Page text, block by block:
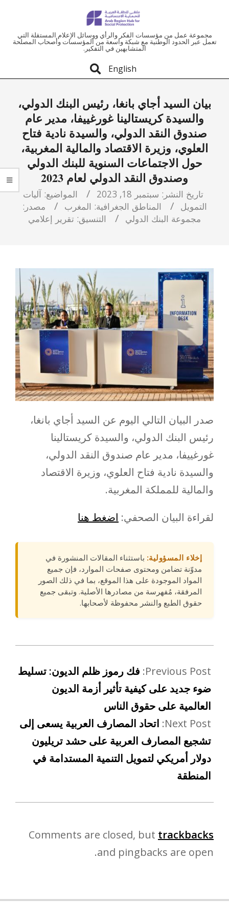
ملتقى
العربية
للحماية
الاجتماعية
مجموعة عمل من مؤسسات الفكر والرأي ووسائل الإعلام المستقلة التي
تعمل عبر الحدود الوطنية مع شبكة واسعة من المؤسسات وأصحاب المصلحة
المتشابهين في التفكير.
English
بيان السيد أجاي بانغا، رئيس البنك الدولي،
والسيدة كريستالينا غورغييفا، مدير عام
صندوق النقد الدولي، والسيدة نادية فتاح
العلوي، وزيرة الاقتصاد والمالية المغربية،
حول الاجتماعات السنوية للبنك الدولي
وصندوق النقد الدولي لعام 2023
تاريخ النشر: سبتمبر 18, 2023 المواضيع: آليات
التمويل
المناطق الجغرافية: المغرب
مصدر:
مجموعة البنك الدولي
التنسيق: تقرير إعلامي
صدر البيان التالي اليوم عن السيد أجاي بانغا،
رئيس البنك الدولي، والسيدة كريستالينا
غورغييفا، مدير عام صندوق النقد الدولي،
والسيدة نادية فتاح العلوي، وزيرة الاقتصاد
والمالية للمملكة المغربية.
لقراءة البيان الصحفي: اضغط هنا
إخلاء المسؤولية: باستثناء المقالات المنشورة في
مدوّنة تضامن ومحتوى صفحات الموارد، فإن جميع
المواد الموجودة على هذا الموقع، بما في ذلك الصور
المرفقة، مُفهرسة من مصادرها الأصلية. وتبقى جميع
حقوق الطبع والنشر محفوظة لأصحابها.
Previous Post: فك رموز ظلم الديون: تسليط
ضوء جديد على كيفية تأثير أزمة الديون
العالمية على حقوق الناس
Next Post: اتحاد المصارف العربية يسعى إلى
تشجيع المصارف العربية على حشد تريليون
دولار أمريكي لتمويل التنمية المستدامة في
المنطقة
Comments are closed, but trackbacks
and pingbacks are open.